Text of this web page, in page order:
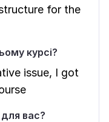
for the
курсі?
issue, I got
вас?